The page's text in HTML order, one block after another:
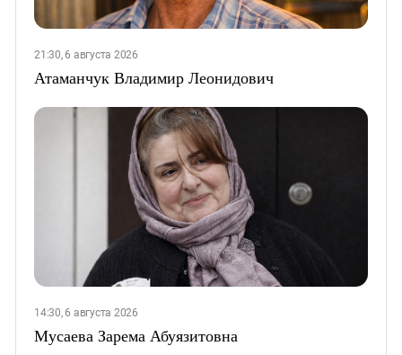
21:30, 6 августа 2026
Атаманчук Владимир Леонидович
14:30, 6 августа 2026
Мусаева Зарема Абуязитовна